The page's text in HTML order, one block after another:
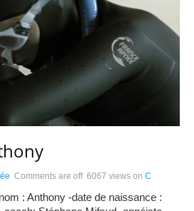
Comments are off 6067 views on C
: Anthony -date de naissance :